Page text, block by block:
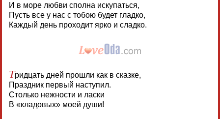
И в море любви сполна искупаться,
Пусть все у нас с тобою будет гладко,
Каждый день проходит ярко и сладко.
Тридцать дней прошли как в сказке,
Праздник первый наступил.
Столько нежности и ласки
В «кладовых» моей души!